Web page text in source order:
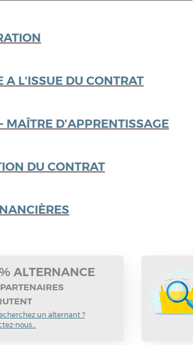
A L'ISSUE DU CONTRAT
MAÎTRE D'APPRENTISSAGE
DU CONTRAT
ALTERNANCE
un alternant ?
nous...